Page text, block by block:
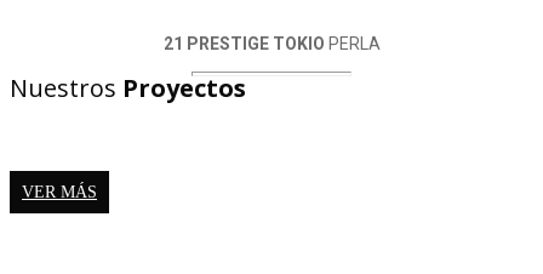
21 PRESTIGE TOKIO PERLA
Nuestros Proyectos
VER MÁS